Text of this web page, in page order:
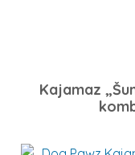
Kajamaz